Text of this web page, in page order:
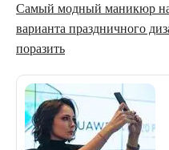
Самый модный маникюр
варианта праздничного
поразить